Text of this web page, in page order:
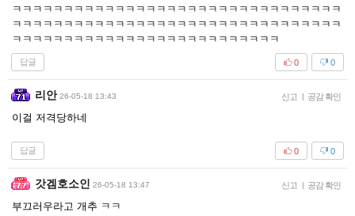
ㅋㅋㅋㅋㅋㅋㅋㅋㅋㅋㅋㅋㅋㅋㅋㅋㅋㅋㅋㅋㅋㅋㅋㅋㅋㅋㅋㅋㅋㅋㅋㅋ
ㅋㅋㅋㅋㅋㅋㅋㅋㅋㅋㅋㅋㅋㅋㅋㅋㅋㅋㅋㅋㅋㅋㅋㅋㅋㅋㅋㅋㅋㅋㅋㅋ
ㅋㅋㅋㅋㅋㅋㅋㅋㅋㅋㅋㅋㅋㅋㅋㅋㅋㅋㅋㅋㅋㅋㅋㅋㅋㅋ
답글 0
0
리안 26-05-18 13:43 신고 | 공감 확인
이걸 저격당하네
답글 0
0
갓겜호소인 26-05-18 13:47 신고 | 공감 확인
부끄러우라고 개추 ㅋㅋ